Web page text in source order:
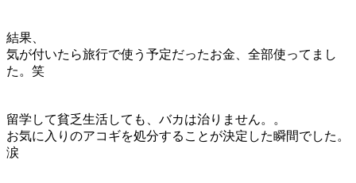
結果、
気が付いたら旅行で使う予定だったお金、全部使ってまし
た 。笑
留学して貧乏生活しても、バカは治りません。。
お気に入りのアコギを処分することが決定した瞬間でした。
涙